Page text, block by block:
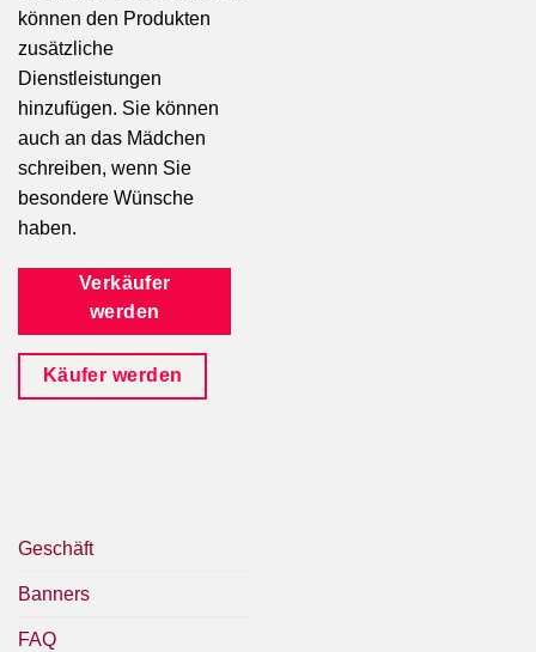
können den Produkten
zusätzliche
Dienstleistungen
hinzufügen. Sie können
auch an das Mädchen
schreiben, wenn Sie
besondere Wünsche
haben.
Verkäufer
werden
Käufer werden
Geschäft
Banners
FAQ